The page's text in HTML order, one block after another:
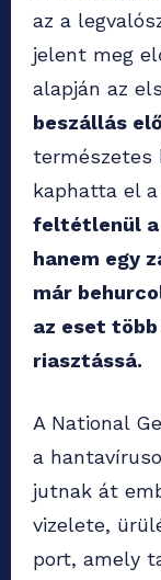
az a
jelent meg
alapján az
beszállás
természetes
kaphatta el
feltétlenül
hanem egy
már
az eset
riasztássá.
A National
a
jutnak át
vizelete,
port, amely